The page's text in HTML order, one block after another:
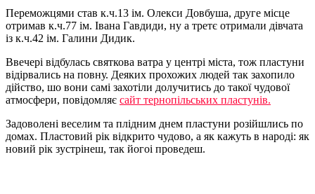
Переможцями став к.ч.13 ім. Олекси Довбуша, друге місце
отримав к.ч.77 ім. Івана Гавдиди, ну а третє отримали дівчата
із к.ч.42 ім. Галини Дидик.
Ввечері відбулась святкова ватра у центрі міста, тож пластуни
відірвались на повну. Деяких прохожих людей так захопило
дійство, шо вони самі захотіли долучитись до такої чудової
атмосфери, повідомляє сайт тернопільських пластунів.
Задоволені веселим та плідним днем пластуни розійшлись по
домах. Пластовий рік відкрито чудово, а як кажуть в народі: як
новий рік зустрінеш, так йогоі проведеш.